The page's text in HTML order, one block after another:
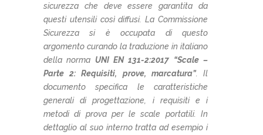
sicurezza che deve essere garantita da
questi utensili così diffusi. La Commissione
Sicurezza si è occupata di questo
argomento curando la traduzione in italiano
della norma UNI EN 131-2:2017 “Scale –
Parte 2: Requisiti, prove, marcatura”.
Il
documento specifica le caratteristiche
generali di progettazione, i requisiti e i
metodi di prova per le scale portatili. In
dettaglio al suo interno tratta ad esempio i